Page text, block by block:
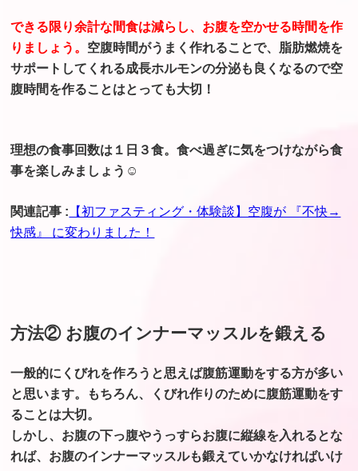
できる限り余計な間食は減らし、お腹を空かせる時間を作
りましょう。 空腹時間がうまく作れることで、脂肪燃焼を
サポートしてくれる成長ホルモンの分泌も良くなるので空
腹時間を作ることはとっても大切！
理想の食事回数は１日３食。食べ過ぎに気をつけながら食
事を楽しみましょう☺︎
関連記事 : 【初ファスティング・体験談】空腹が 『不快→
快感』 に変わりました！
方法② お腹のインナーマッスルを鍛える
一般的にくびれを作ろうと思えば腹筋運動をする方が多い
と思います。もちろん、くびれ作りのために腹筋運動をす
ることは大切。
しかし、お腹の下っ腹やうっすらお腹に縦線を入れるとな
れば、お腹のインナーマッスルも鍛えていかなければいけ